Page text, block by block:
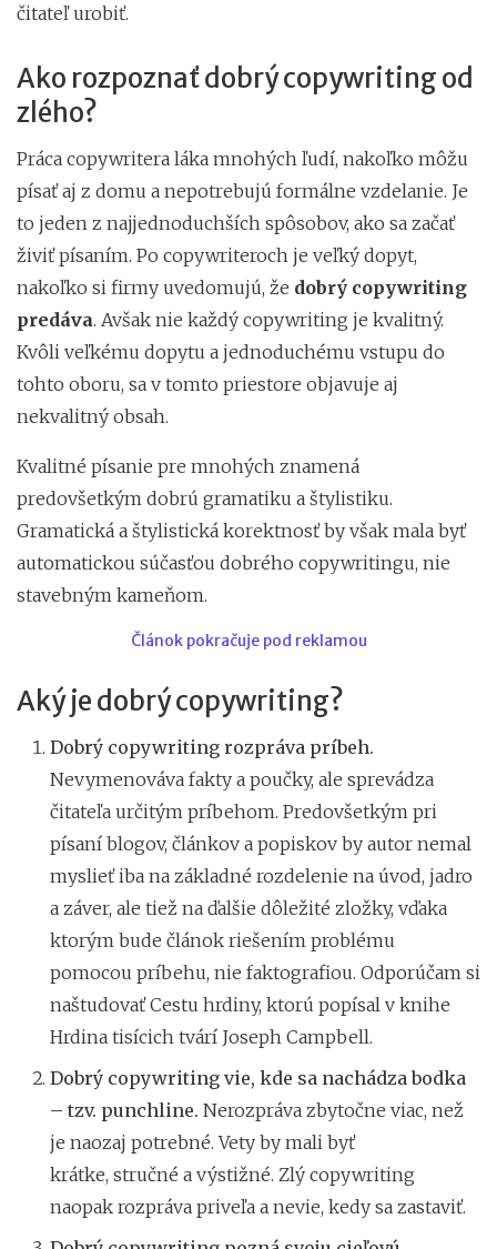
čitateľ urobiť.
Ako rozpoznať dobrý copywriting od
zlého?
Práca copywritera láka mnohých ľudí, nakoľko môžu
písať aj z domu a nepotrebujú formálne vzdelanie. Je
to jeden z najjednoduchších spôsobov, ako sa začať
živiť písaním. Po copywriteroch je veľký dopyt,
nakoľko si firmy uvedomujú, že dobrý copywriting
predáva. Avšak nie každý copywriting je kvalitný.
Kvôli veľkému dopytu a jednoduchému vstupu do
tohto oboru, sa v tomto priestore objavuje aj
nekvalitný obsah.
Kvalitné písanie pre mnohých znamená
predovšetkým dobrú gramatiku a štylistiku.
Gramatická a štylistická korektnosť by však mala byť
automatickou súčasťou dobrého copywritingu, nie
stavebným kameňom.
Článok pokračuje pod reklamou
Aký je dobrý copywriting?
Dobrý copywriting rozpráva príbeh.
Nevymenováva fakty a poučky, ale sprevádza
čitateľa určitým príbehom. Predovšetkým pri
písaní blogov, článkov a popiskov by autor nemal
myslieť iba na základné rozdelenie na úvod, jadro
a záver, ale tiež na ďalšie dôležité zložky, vďaka
ktorým bude článok riešením problému
pomocou príbehu, nie faktografiou. Odporúčam si
naštudovať Cestu hrdiny, ktorú popísal v knihe
Hrdina tisícich tvárí Joseph Campbell.
Dobrý copywriting vie, kde sa nachádza bodka
– tzv. punchline. Nerozpráva zbytočne viac, než
je naozaj potrebné. Vety by mali byť
krátke, stručné a výstižné. Zlý copywriting
naopak rozpráva priveľa a nevie, kedy sa zastaviť.